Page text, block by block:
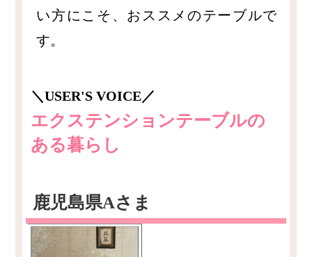
い方にこそ、おススメのテーブルで
す。
＼USER'S VOICE／
エクステンションテーブルの
ある暮らし
鹿児島県Aさま